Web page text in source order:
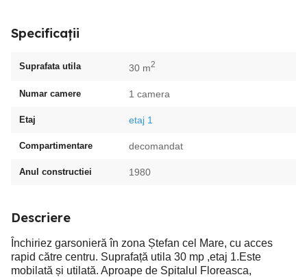
Specificații
Suprafata utila 30 m2
Numar camere 1 camera
Etaj etaj 1
Compartimentare decomandat
Anul constructiei 1980
Descriere
Închiriez garsonieră în zona Ștefan cel Mare, cu acces
rapid către centru. Suprafață utila 30 mp ,etaj 1.Este
mobilată și utilată. Aproape de Spitalul Floreasca,